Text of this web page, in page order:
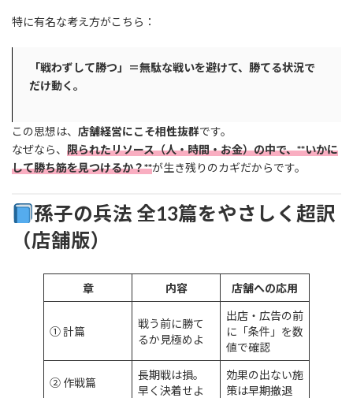
特に有名な考え方がこちら：
「戦わずして勝つ」＝無駄な戦いを避けて、勝てる状況で
だけ動く。
この思想は、 店舗経営にこそ相性抜群です。
なぜなら、 限られたリソース（人・時間・お金）の中で、**いかに
して勝ち筋を見つけるか？**が生き残りのカギだからです。
孫子の兵法 全13篇をやさしく超訳
（店舗版）
章 内容 店舗への応用
① 計篇
戦う前に勝て
るか見極めよ
出店・広告の前
に「条件」を数
値で確認
② 作戦篇
長期戦は損。
早く決着せよ
効果の出ない施
策は早期撤退